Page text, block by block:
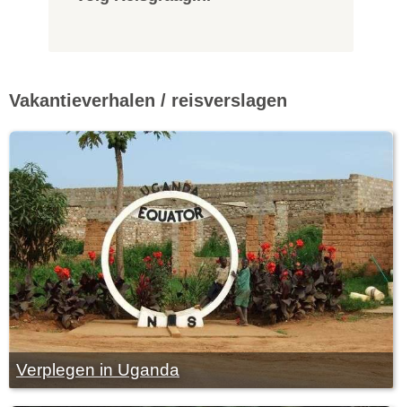
Vakantieverhalen / reisverslagen
Verplegen in Uganda